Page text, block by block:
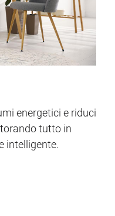
energetici e riduci
tutto in
intelligente.